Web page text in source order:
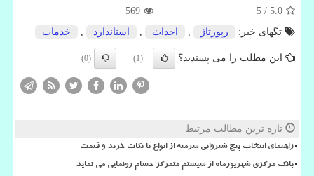
5.0
/
5
569
تگهای خبر:
رپورتاژ احداث استاندارد خدمات
این مطلب را می پسندید؟ (1)
(0)
تازه ترین مطالب مرتبط
راهنمای انتخاب پیچ شیروانی سرمته از انواع تا نکات خرید و قیمت
بانک مرکزی شهریورماه از سیستم متمرکز حسام رونمایی می نماید